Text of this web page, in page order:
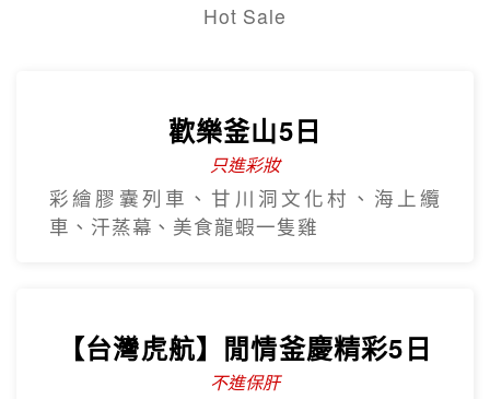
Hot Sale
歡樂釜山5日
只進彩妝
彩繪膠囊列車、甘川洞文化村、海上纜
車、汗蒸幕、美食龍蝦一隻雞
【台灣虎航】閒情釜慶精彩5日
不進保肝